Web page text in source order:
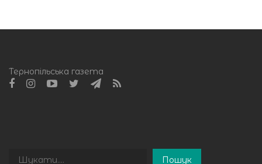
Тернопільська газета
Пошук
Пошук